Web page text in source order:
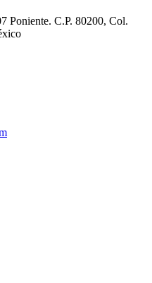
Poniente. C.P. 80200, Col.